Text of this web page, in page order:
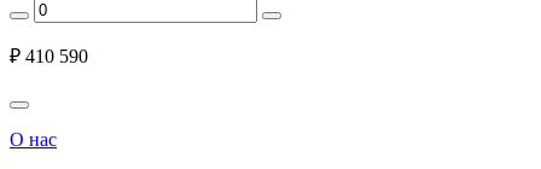
₽ 410 590
О нас